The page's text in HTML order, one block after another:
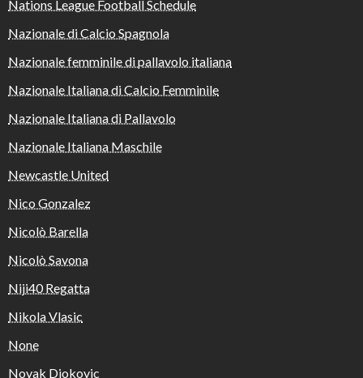
Nations League Football Schedule
Nazionale di Calcio Spagnola
Nazionale femminile di pallavolo italiana
Nazionale Italiana di Calcio Femminile
Nazionale Italiana di Pallavolo
Nazionale Italiana Maschile
Newcastle United
Nico Gonzalez
Nicolò Barella
Nicolò Savona
Niji40 Regatta
Nikola Vlasic
None
Novak Djokovic